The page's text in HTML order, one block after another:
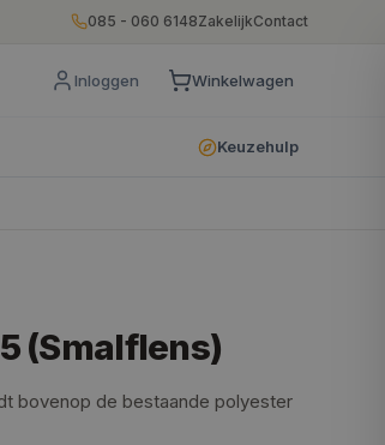
085 - 060 6148ZakelijkContact
Inloggen Winkelwagen
Keuzehulp
(Smalflens)
bovenop de bestaande polyester